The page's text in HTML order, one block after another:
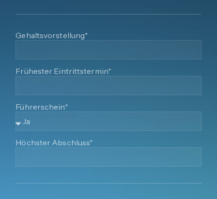
Gehaltsvorstellung*
Frühester Eintrittstermin*
Führerschein*
Höchster Abschluss*